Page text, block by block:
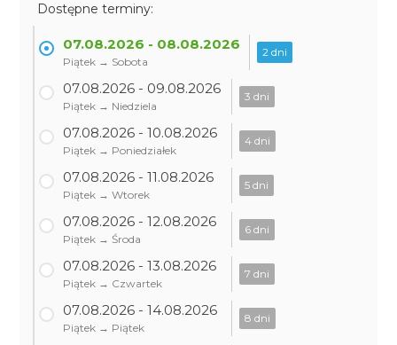
Dostępne terminy:
07.08.2026 - 08.08.2026
Piątek → Sobota
2 dni
07.08.2026 - 09.08.2026
Piątek → Niedziela
3 dni
07.08.2026 - 10.08.2026
Piątek → Poniedziałek
4 dni
07.08.2026 - 11.08.2026
Piątek → Wtorek
5 dni
07.08.2026 - 12.08.2026
Piątek → Środa
6 dni
07.08.2026 - 13.08.2026
Piątek → Czwartek
7 dni
07.08.2026 - 14.08.2026
Piątek → Piątek
8 dni